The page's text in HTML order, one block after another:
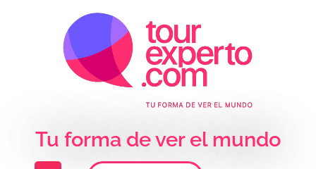
Tu forma de ver el mundo